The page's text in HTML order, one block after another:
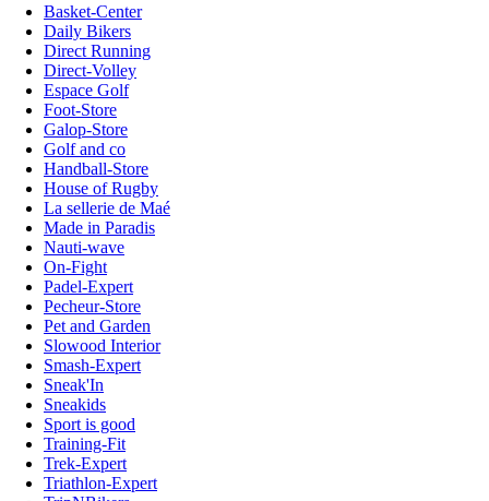
Basket-Center
Daily Bikers
Direct Running
Direct-Volley
Espace Golf
Foot-Store
Galop-Store
Golf and co
Handball-Store
House of Rugby
La sellerie de Maé
Made in Paradis
Nauti-wave
On-Fight
Padel-Expert
Pecheur-Store
Pet and Garden
Slowood Interior
Smash-Expert
Sneak'In
Sneakids
Sport is good
Training-Fit
Trek-Expert
Triathlon-Expert